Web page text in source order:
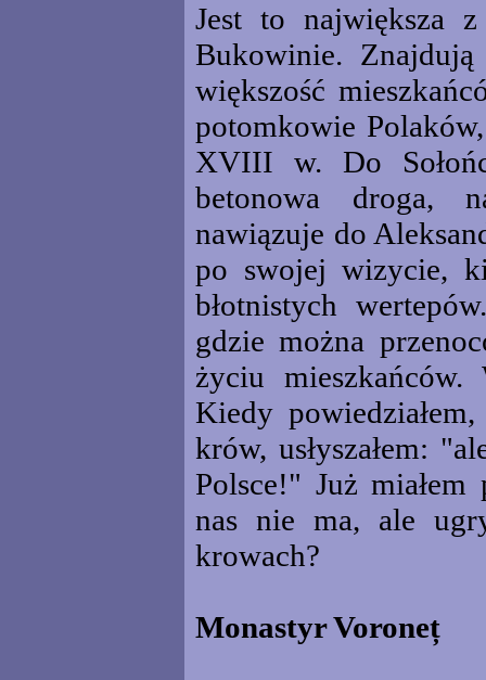
Jest to największa
Bukowinie.
większość
potomkowie
XVIII w. Do
betonowa droga,
nawiązuje do
po swojej wizycie,
błotnistych
gdzie można
życiu
Kiedy
krów, usłyszałem:
Polsce!" Już
nas nie ma, ale
krowach?
Monastyr Voroneț